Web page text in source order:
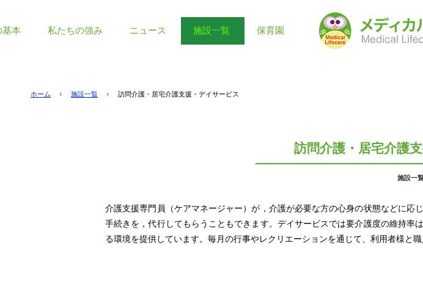
基本 私たちの強み ニュース 施設一覧 保育園
ホーム 施設一覧 訪問介護・居宅介護支援・デイサービス
訪問介護・居宅介護
施設一
介護支援専門員（ケアマネージャー）が，介護が必要な方の心身の状態などに
手続きを，代行してもらうこともできます。デイサービスでは要介護度の維持率
る環境を提供しています。毎月の行事やレクリエーションを通じて、利用者様と